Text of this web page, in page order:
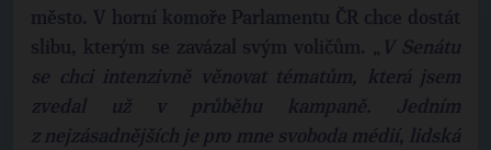
město. V horní komoře Parlamentu ČR chce dostát
slibu, kterým se zavázal svým voličům. „
V Senátu
se chci intenzivně věnovat tématům, která jsem
zvedal už v průběhu kampaně. Jedním
z nejzásadnějších je pro mne svoboda médií, lidská